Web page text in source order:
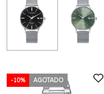
-10% AGOTADO